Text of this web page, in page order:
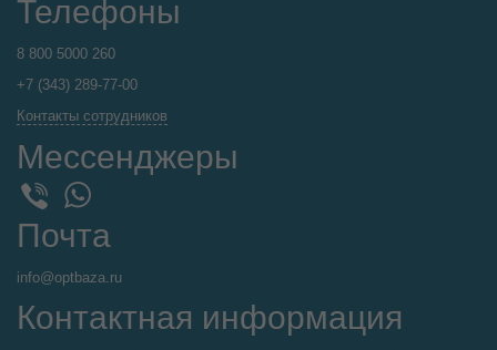
Телефоны
8 800 5000 260
+7 (343) 289-77-00
Контакты сотрудников
Мессенджеры
WhatsApp
Почта
info@optbaza.ru
Контактная информация